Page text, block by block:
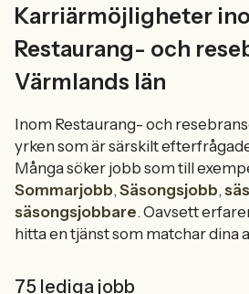
Karriärmöjligheter
Restaurang- och
Värmlands län
Inom Restaurang- och
yrken som är särskilt
Många söker jobb som till
Sommarjobb,Säsongsjobb,
säsongsjobbare. Oavsett
hitta en tjänst som matchar dina
75 lediga jobb